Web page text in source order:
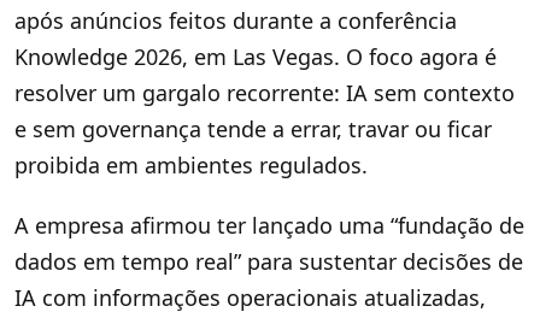
após anúncios feitos durante a conferência
Knowledge 2026, em Las Vegas. O foco agora é
resolver um gargalo recorrente: IA sem contexto
e sem governança tende a errar, travar ou ficar
proibida em ambientes regulados.
A empresa afirmou ter lançado uma “fundação de
dados em tempo real” para sustentar decisões de
IA com informações operacionais atualizadas,